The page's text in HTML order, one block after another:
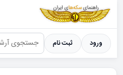
سکه ها ؛ راهنمای سکه
ورود ثبت نام